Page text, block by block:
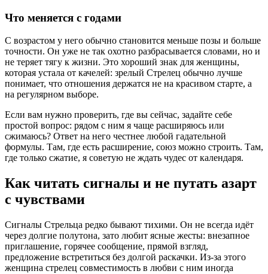
Что меняется с годами
С возрастом у него обычно становится меньше позы и больше
точности. Он уже не так охотно разбрасывается словами, но и
не теряет тягу к жизни. Это хороший знак для женщины,
которая устала от качелей: зрелый Стрелец обычно лучше
понимает, что отношения держатся не на красивом старте, а
на регулярном выборе.
Если вам нужно проверить, где вы сейчас, задайте себе
простой вопрос: рядом с ним я чаще расширяюсь или
сжимаюсь? Ответ на него честнее любой гадательной
формулы. Там, где есть расширение, союз можно строить. Там,
где только сжатие, я советую не ждать чудес от календаря.
Как читать сигналы и не путать азарт
с чувствами
Сигналы Стрельца редко бывают тихими. Он не всегда идёт
через долгие полутона, зато любит ясные жесты: внезапное
приглашение, горячее сообщение, прямой взгляд,
предложение встретиться без долгой раскачки. Из-за этого
женщина стрелец совместимость в любви с ним иногда